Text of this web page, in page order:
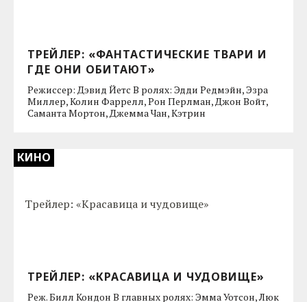
ТРЕЙЛЕР: «ФАНТАСТИЧЕСКИЕ ТВАРИ И
ГДЕ ОНИ ОБИТАЮТ»
Режиссер: Дэвид Йетс В ролях: Эдди Редмэйн, Эзра
Миллер, Колин Фаррелл, Рон Перлман, Джон Войт,
Саманта Мортон, Джемма Чан, Кэтрин
КИНО
ТРЕЙЛЕР: «КРАСАВИЦА И ЧУДОВИЩЕ»
Реж. Билл Кондон В главных ролях: Эмма Уотсон, Люк